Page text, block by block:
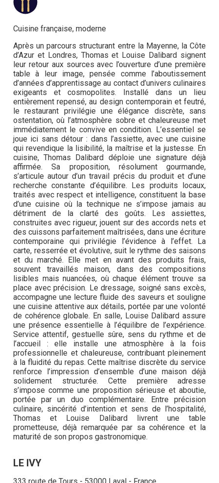
Cuisine française, moderne
Après un parcours structurant entre la Mayenne, la Côte
d’Azur et Londres, Thomas et Louise Dalibard signent
leur retour aux sources avec l’ouverture d’une première
table à leur image, pensée comme l’aboutissement
d’années d’apprentissage au contact d’univers culinaires
exigeants et cosmopolites. Installé dans un lieu
entièrement repensé, au design contemporain et feutré,
le restaurant privilégie une élégance discrète, sans
ostentation, où l’atmosphère sobre et chaleureuse met
immédiatement le convive en condition. L’essentiel se
joue ici sans détour : dans l’assiette, avec une cuisine
qui revendique la lisibilité, la maîtrise et la justesse. En
cuisine, Thomas Dalibard déploie une signature déjà
affirmée. Sa proposition, résolument gourmande,
s’articule autour d’un travail précis du produit et d’une
recherche constante d’équilibre. Les produits locaux,
traités avec respect et intelligence, constituent la base
d’une cuisine où la technique ne s’impose jamais au
détriment de la clarté des goûts. Les assiettes,
construites avec rigueur, jouent sur des accords nets et
des cuissons parfaitement maîtrisées, dans une écriture
contemporaine qui privilégie l’évidence à l’effet. La
carte, resserrée et évolutive, suit le rythme des saisons
et du marché. Elle met en avant des produits frais,
souvent travaillés maison, dans des compositions
lisibles mais nuancées, où chaque élément trouve sa
place avec précision. Le dressage, soigné sans excès,
accompagne une lecture fluide des saveurs et souligne
une cuisine attentive aux détails, portée par une volonté
de cohérence globale. En salle, Louise Dalibard assure
une présence essentielle à l’équilibre de l’expérience.
Service attentif, gestuelle sûre, sens du rythme et de
l’accueil : elle installe une atmosphère à la fois
professionnelle et chaleureuse, contribuant pleinement
à la fluidité du repas. Cette maîtrise discrète du service
renforce l’impression d’ensemble d’une maison déjà
solidement structurée. Cette première adresse
s’impose comme une proposition sérieuse et aboutie,
portée par un duo complémentaire. Entre précision
culinaire, sincérité d’intention et sens de l’hospitalité,
Thomas et Louise Dalibard livrent une table
prometteuse, déjà remarquée par sa cohérence et la
maturité de son propos gastronomique.
LE IVY